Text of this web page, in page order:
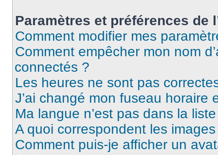
Paramètres et préférences de
Comment modifier mes
Comment empêcher mon nom
connectés ?
Les heures ne sont pas
J’ai changé mon fuseau horaire
Ma langue n’est pas dans la
A quoi correspondent les
Comment puis-je afficher un